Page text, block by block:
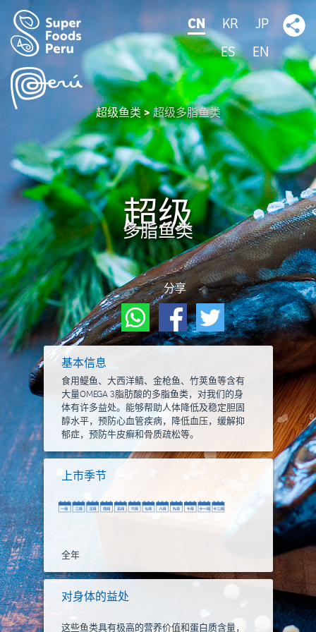
CN KR
JP
ES
EN
超级鱼类 超级多脂鱼类
超级
多脂鱼类
分享
基本信息
食用鳀鱼、大西洋鲭、金枪鱼、竹荚鱼等含有
大量OMEGA 3脂肪酸的多脂鱼类，对我们的身
体有许多益处。能够帮助人体降低及稳定胆固
醇水平，预防心血管疾病，降低血压，缓解抑
郁症，预防牛皮癣和骨质疏松等。
上市季节
全年
对身体的益处
这些鱼类具有极高的营养价值和蛋白质含量，